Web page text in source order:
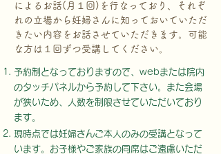
によるお話(月１回)を行なっており、それぞ
れの立場から妊婦さんに知っておいていただ
きたい内容をお話させていただきます。可能
な方は１回ずつ受講してください。
予約制となっておりますので、webまたは院内
のタッチパネルから予約して下さい。また会場
が狭いため、人数を制限させていただいており
ます。
現時点では妊婦さんご本人のみの受講となって
います。お子様やご家族の同席はご遠慮いただ